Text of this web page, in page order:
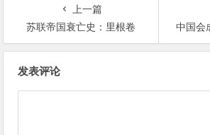
上一篇
苏联帝国衰亡史：里根卷
中国会
发表评论